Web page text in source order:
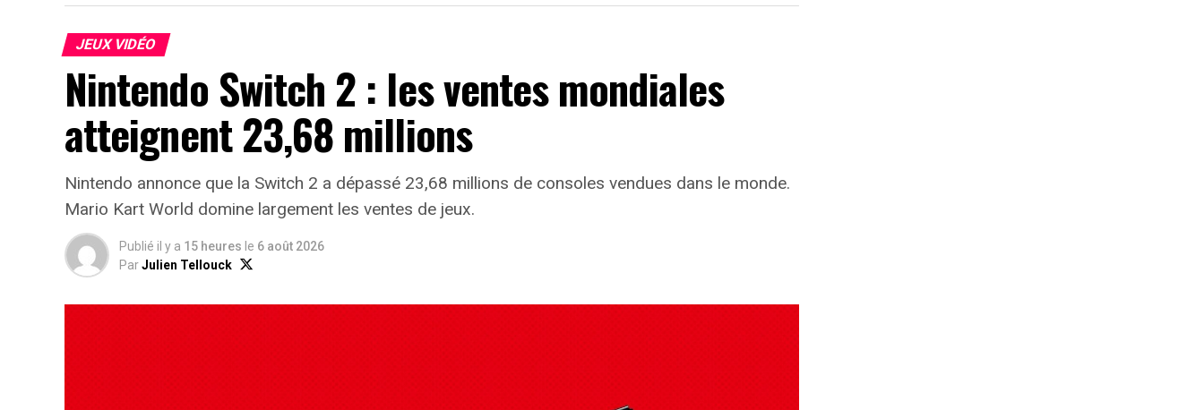
JEUX VIDÉO
Nintendo Switch 2 : les ventes mondiales
atteignent 23,68 millions
Nintendo annonce que la Switch 2 a dépassé 23,68 millions de consoles vendues dans le monde.
Mario Kart World domine largement les ventes de jeux.
Publié il y a 15 heures le 6 août 2026
ParJulien Tellouck